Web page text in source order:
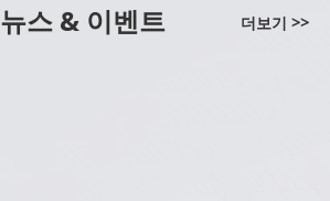
뉴스 & 이벤트 더보기 >>